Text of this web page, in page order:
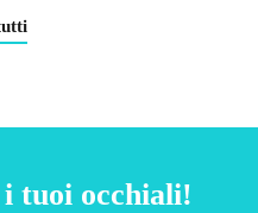
tuoi occhiali!